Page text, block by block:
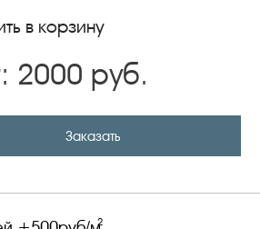
в корзину
2000 руб.
Заказать
2